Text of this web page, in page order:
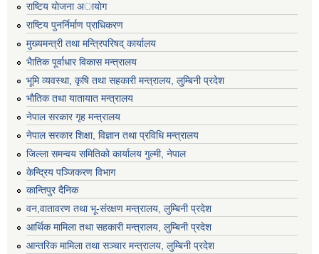
राष्टिय याेजना अायाेग
राष्टिय पुनर्निर्माण प्राधिकरण
मुख्यमन्त्री तथा मन्त्रिपरिषद् कार्यालय
भैातिक पूर्वाधार विकास मन्त्रालय
भूमि व्यवस्था, कृषि तथा सहकारी मन्त्रालय, लु्म्बिनी प्रदेश
भाैतिक तथा यातायात मन्त्रालय
नेपाल सरकार गृह मन्त्रालय
नेपाल सरकार शिक्षा, विज्ञान तथा प्रविधि मन्त्रालय
जिल्ला समन्वय समितिको कार्यालय गुल्मी, नेपाल
केन्द्रिय पञ्जिकरण विभाग
कान्तिपुर दैनिक
वन,वातावरण तथा भू-संरक्षण मन्त्रालय, लुम्बिनी प्रदेश
आर्थिक मामिला तथा सहकारी मन्त्रालय, लुम्बिनी प्रदेश
आन्तरिक मामिला तथा सञ्चार मन्त्रालय, लुम्बिनी प्रदेश